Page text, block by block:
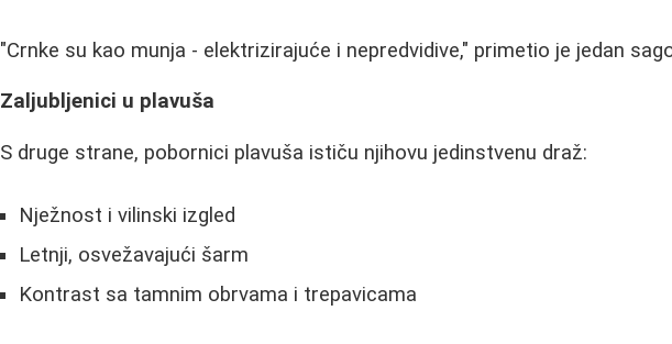
"Crnke su kao munja - elektrizirajuće i nepredvidive," primetio je jedan
Zaljubljenici u plavuša
S druge strane, pobornici plavuša ističu njihovu jedinstvenu draž:
Nježnost i vilinski izgled
Letnji, osvežavajući šarm
Kontrast sa tamnim obrvama i trepavicama